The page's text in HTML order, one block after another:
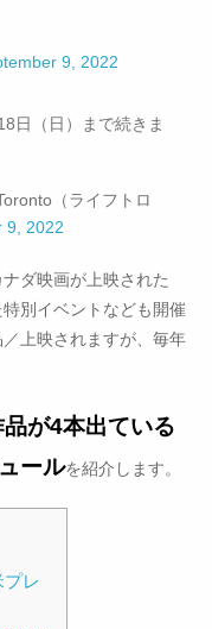
9, 2022
日（日）まで続きま
（ライフトロ
9, 2022
ダ映画が上映された
別イベントなども開催
上映されますが、毎年
が4本出ている
ールを紹介します。
レ